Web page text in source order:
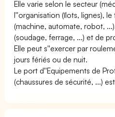
Elle varie selon le secteur
l''organisation (îlots, lignes),
(machine, automate, robot,
(soudage, ferrage, ...) et de
Elle peut s''exercer par
jours fériés ou de nuit.
Le port d''Equipements de
(chaussures de sécurité, ...)